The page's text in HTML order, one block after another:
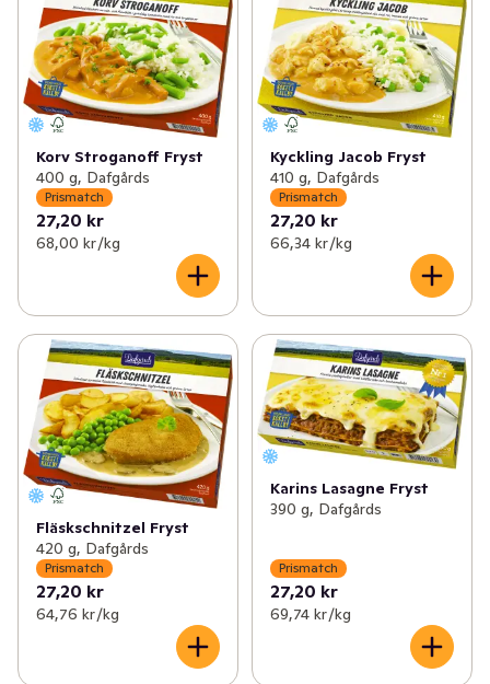
Korv Stroganoff Fryst
400 g, Dafgårds
Prismatch
27,20 kr
68,00 kr /kg
Kyckling Jacob Fryst
410 g, Dafgårds
Prismatch
27,20 kr
66,34 kr /kg
Fläskschnitzel Fryst
420 g, Dafgårds
Prismatch
27,20 kr
64,76 kr /kg
Karins Lasagne Fryst
390 g, Dafgårds
Prismatch
27,20 kr
69,74 kr /kg